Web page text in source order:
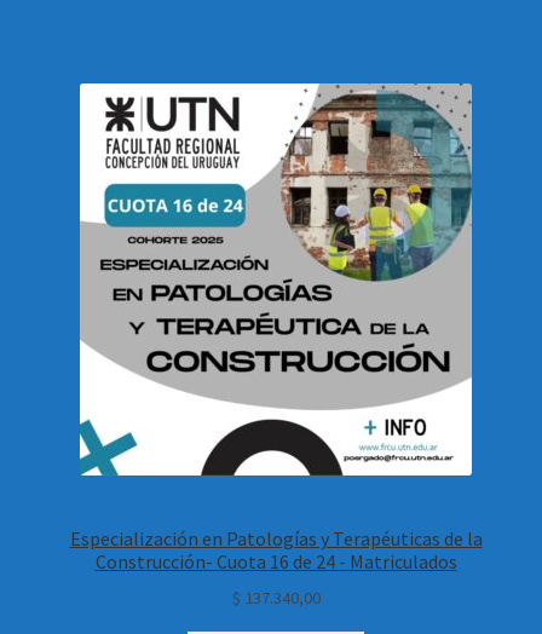
Especialización en Patologías y Terapéuticas de la
Construcción- Cuota 16 de 24 - Matriculados
$ 137.340,00